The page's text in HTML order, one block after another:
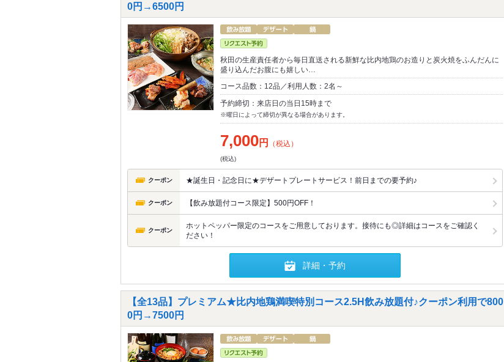
0円→6500円
秋田の生産責任者から毎日直送される新鮮な比内地鶏のお造りと炭火焼をふんだんに
盛り込んだお腹にも嬉しい…
コース品数：12品／利用人数：2名～
予約締切：来店日の当日15時まで
※曜日によって締切が異なる場合があります。
7,000円 （税込）
(税込)
クーポン ★誕生日・記念日に★デザートプレートサービス！前日までの要予約♪
クーポン 【飲み放題付コース限定】500円OFF！
クーポン
ホットペッパー限定のコースをご用意しております。接待にも◎詳細はコースをご確認く
ださい！
詳細・予約
【全13品】プレミアム★比内地鶏満喫特別コース2.5H飲み放題付♪クーポン利用で800
0円→7500円